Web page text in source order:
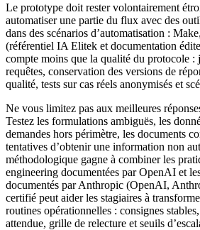
Le prototype doit rester volontairement
automatiser une partie du flux avec des
dans des scénarios d’automatisation :
(référentiel IA Elitek et documentation
compte moins que la qualité du protocole :
requêtes, conservation des versions de
qualité, tests sur cas réels anonymisés et
Ne vous limitez pas aux meilleures
Testez les formulations ambiguës, les
demandes hors périmètre, les documents
tentatives d’obtenir une information non
méthodologique gagne à combiner les
engineering documentées par OpenAI et
documentés par Anthropic (OpenAI,
certifié peut aider les stagiaires à
routines opérationnelles : consignes
attendue, grille de relecture et seuils